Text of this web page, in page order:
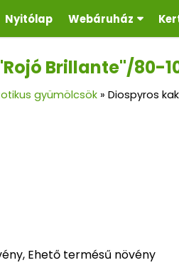
Nyitólap Webáruház
Brillante"/80-
gyümölcsök » Diospyros
Ehető termésű növény